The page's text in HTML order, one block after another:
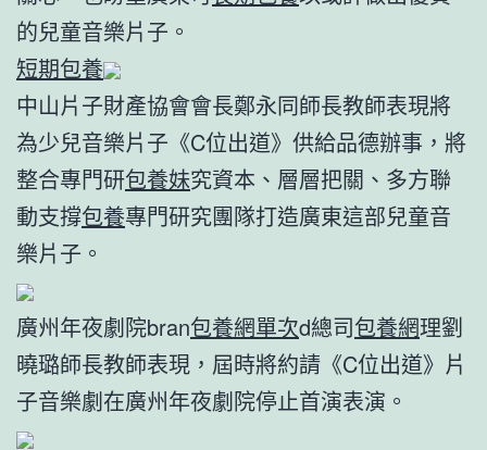
的兒童音樂片子。
短期包養
中山片子財產協會會長鄭永同師長教師表現將
為少兒音樂片子《C位出道》供給品德辦事，將
整合專門研包養妹究資本、層層把關、多方聯
動支撐包養專門研究團隊打造廣東這部兒童音
樂片子。
廣州年夜劇院bran包養網單次d總司包養網理劉
曉璐師長教師表現，屆時將約請《C位出道》片
子音樂劇在廣州年夜劇院停止首演表演。